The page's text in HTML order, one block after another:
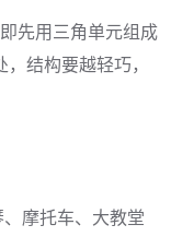
先用三角单元组成
结构要越轻巧，
摩托车、大教堂